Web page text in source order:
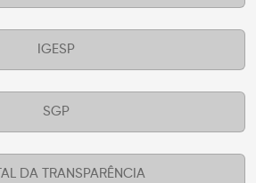
IGESP
SGP
DA TRANSPARÊNCIA